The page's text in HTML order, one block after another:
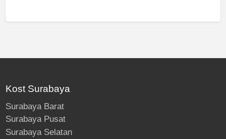
Kost Surabaya
Surabaya Barat
Surabaya Pusat
Surabaya Selatan